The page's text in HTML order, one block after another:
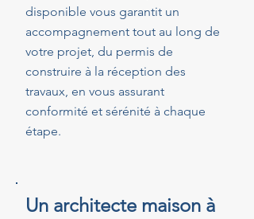
disponible vous garantit un
accompagnement tout au long de
votre projet, du permis de
construire à la réception des
travaux, en vous assurant
conformité et sérénité à chaque
étape.
Un architecte maison à